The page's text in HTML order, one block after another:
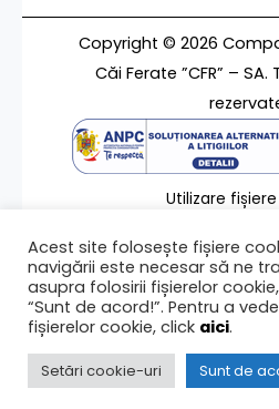
Copyright © 2026
Căi Ferate ”CFR” –
Utilizare
Contact
Ultima modificare a
Acest site folosește fișiere
navigării este necesar să ne
asupra folosirii fișierelor
“Sunt de acord!”. Pentru a
fișierelor cookie, click aici.
Setări cookie-uri Sunt de